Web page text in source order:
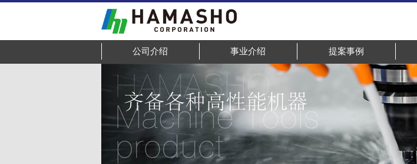
公司介绍 事业介绍 提案事例